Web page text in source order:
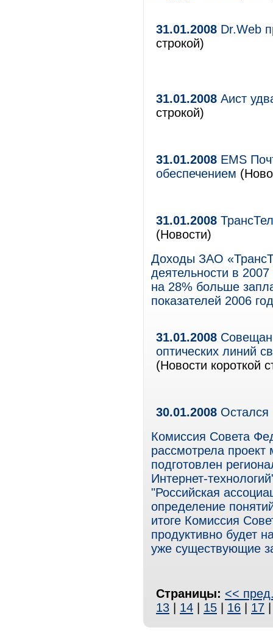
31.01.2008 Dr.Web
строкой)
31.01.2008 Аист
строкой)
31.01.2008 EMS
обеспечением
31.01.2008
(Новости)
Доходы ЗАО
деятельности в
на 28% больше
показателей 2006
31.01.2008
оптических линий
(Новости короткой
30.01.2008 Остался
Комиссия Совета
рассмотрела
подготовлен
Интернет-
"Российская
определение
итоге Комиссия
продуктивно будет
уже существующие
Страницы: <<
13
14 15 16 17